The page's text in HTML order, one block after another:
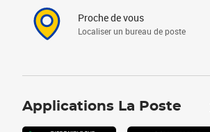
Proche de vous
Localiser un bureau de poste
Applications La Poste